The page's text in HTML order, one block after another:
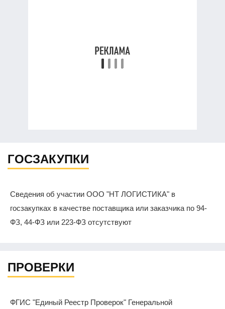
ГОСЗАКУПКИ
Сведения об участии ООО "НТ ЛОГИСТИКА" в
госзакупках в качестве поставщика или заказчика по 94-
ФЗ, 44-ФЗ или 223-ФЗ отсутствуют
ПРОВЕРКИ
ФГИС "Единый Реестр Проверок" Генеральной